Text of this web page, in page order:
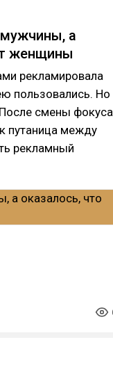
а
женщины
рекламировала
пользовались. Но
смены фокуса
путаница между
рекламный